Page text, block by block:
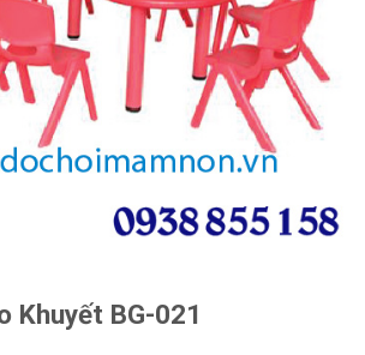
Khuyết BG-021